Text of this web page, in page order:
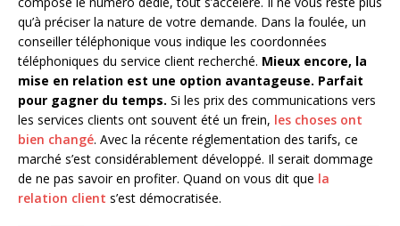
qu’à préciser la nature de votre demande. Dans la foulée, un
conseiller téléphonique vous indique les coordonnées
téléphoniques du service client recherché. Mieux encore, la
mise en relation est une option avantageuse. Parfait
pour gagner du temps. Si les prix des communications vers
les services clients ont souvent été un frein, les choses ont
bien changé. Avec la récente réglementation des tarifs, ce
marché s’est considérablement développé. Il serait dommage
de ne pas savoir en profiter. Quand on vous dit que la
relation client s’est démocratisée.